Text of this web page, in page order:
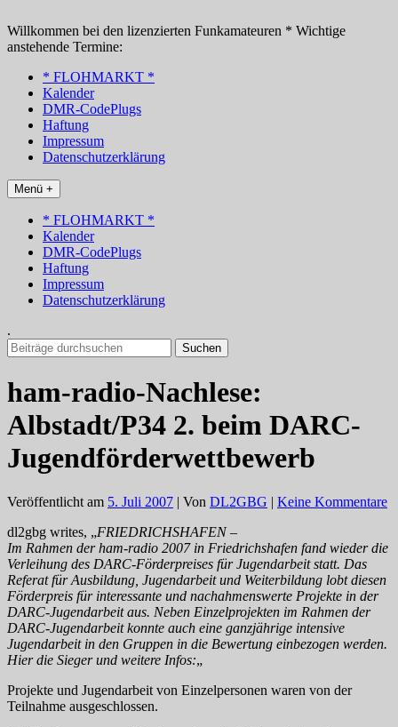
Inhalt
springen
Willkommen bei den lizenzierten Funkamateuren * Wichtige
anstehende Termine:
* FLOHMARKT *
Kalender
DMR-CodePlugs
Haftung
Impressum
Datenschutzerklärung
Menü +
* FLOHMARKT *
Kalender
DMR-CodePlugs
Haftung
Impressum
Datenschutzerklärung
.
Suchen
nach:
ham-radio-Nachlese:
Albstadt/P34 2. beim DARC-
Jugendförderwettbewerb
Veröffentlicht am 5. Juli 2007 | Von DL2GBG | Keine Kommentare
dl2gbg writes, „FRIEDRICHSHAFEN –
Im Rahmen der ham-radio 2007 in Friedrichshafen fand wieder die
Verleihung des DARC-Förderpreises für Jugendarbeit statt. Das
Referat für Ausbildung, Jugendarbeit und Weiterbildung lobt diesen
Förderpreis für interessante und nachahmenswerte Projekte in der
DARC-Jugendarbeit aus. Neben Einzelprojekten im Rahmen der
DARC-Jugendarbeit konnte auch eine ganzjährige intensive
Jugendarbeit in den Gruppen in die Bewertung einbezogen werden.
Hier die Sieger und weitere Infos:„
Projekte und Jugendarbeit von Einzelpersonen waren von der
Teilnahme ausgeschlossen.